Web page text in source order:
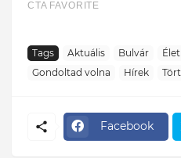
Tags Aktuális Bulvár Élet
Gondoltad volna
Hírek
Facebook